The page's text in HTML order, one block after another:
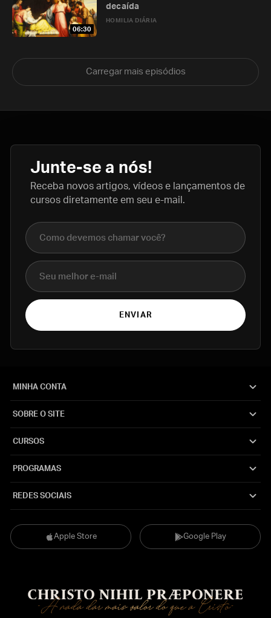
06:30
HOMILIA DIÁRIA
decaída
Carregar mais episódios
Junte-se a nós!
Receba novos artigos, vídeos e lançamentos de
cursos diretamente em seu e-mail.
Nome completo
E-mail
ENVIAR
Apple Store Google Play
MINHA CONTA
SOBRE O SITE
CURSOS
PROGRAMAS
REDES SOCIAIS